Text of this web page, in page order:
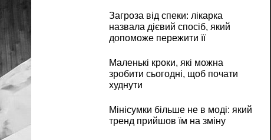
Загроза від спеки: лікарка
назвала дієвий спосіб, який
допоможе пережити її
Маленькі кроки, які можна
зробити сьогодні, щоб почати
худнути
Мінісумки більше не в моді: який
тренд прийшов їм на зміну